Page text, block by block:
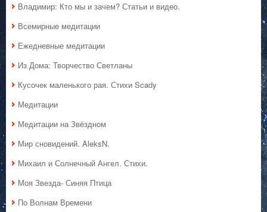
Владимир: Кто мы и зачем? Статьи и видео.
Всемирные медитации
Ежедневные медитации
Из Дома: Творчество Светланы
Кусочек маленького рая. Стихи Scady
Медитации
Медитации на Звёздном
Мир сновидений. AleksN.
Михаил и Солнечный Ангел. Стихи.
Моя Звезда- Синяя Птица
По Волнам Времени